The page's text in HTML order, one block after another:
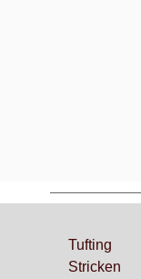
Tufting
Stricken